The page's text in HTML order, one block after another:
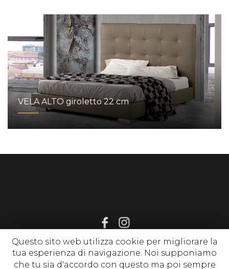
VELA ALTO giroletto 22 cm
© 2020 www.sognirelax.it , P. Iva 02214650513 | Privacy Policy
Questo sito web utilizza cookie per migliorare la
tua esperienza di navigazione. Noi supponiamo
che tu sia d'accordo con questo ma poi sempre